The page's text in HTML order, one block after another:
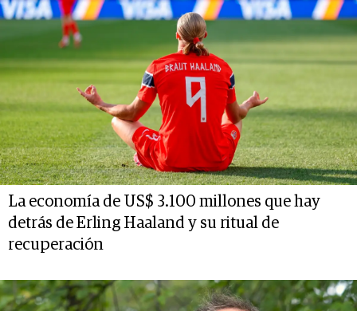
La economía de US$ 3.100 millones que hay
detrás de Erling Haaland y su ritual de
recuperación